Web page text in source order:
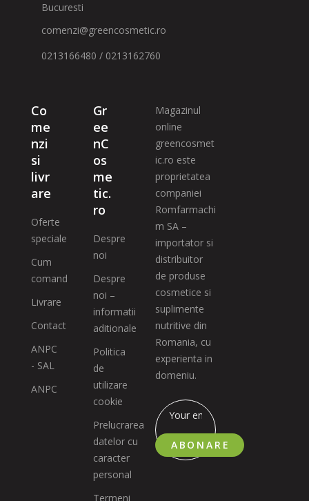
Bucuresti
comenzi@greencosmetic.ro
0213166480 / 0213162760
Co
me
nzi
si
livr
are
Oferte
speciale
Cum
comand
Livrare
Contact
ANPC
- SAL
ANPC
Gr
ee
nC
os
me
tic.
ro
Despre
noi
Despre
noi –
informatii
aditionale
Politica
de
utilizare
cookie
Prelucrarea
datelor cu
caracter
personal
Termeni
Magazinul
online
greencosmet
ic.ro este
proprietatea
companiei
Romfarmachi
m SA –
importator si
distribuitor
de produse
cosmetice si
suplimente
nutritive din
Romania, cu
experienta in
domeniu.
ABONARE